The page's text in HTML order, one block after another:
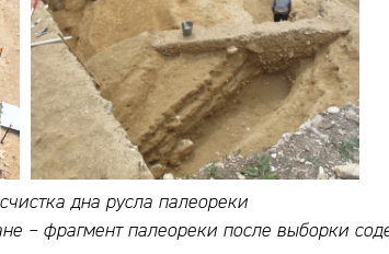
дна русла палеореки
– фрагмент палеореки после выборки